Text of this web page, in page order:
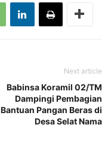
Next article
Babinsa Koramil 02/TM
Dampingi Pembagian
Bantuan Pangan Beras di
Desa Selat Nama